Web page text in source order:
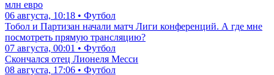
млн евро
06 августа, 10:18 • Футбол
Тобол и Партизан начали матч Лиги конференций. А где мне
посмотреть прямую трансляцию?
07 августа, 00:01 • Футбол
Скончался отец Лионеля Месси
08 августа, 17:06 • Футбол